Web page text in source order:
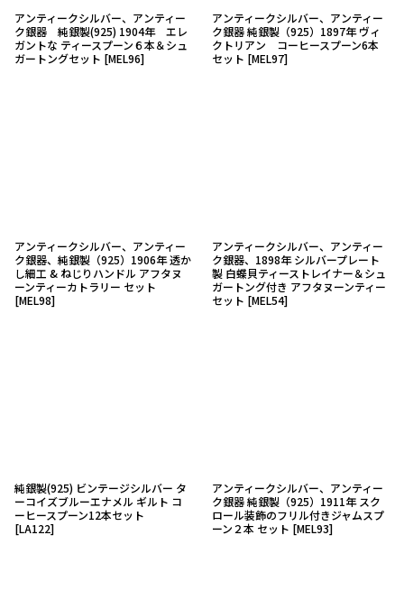
アンティークシルバー、アンティー
ク銀器 純銀製(925) 1904年 エレ
ガントな ティースプーン６本＆シュ
ガートングセット [MEL96]
アンティークシルバー、アンティー
ク銀器 純銀製（925）1897年 ヴィ
クトリアン コーヒースプーン6本
セット [MEL97]
アンティークシルバー、アンティー
ク銀器、純銀製（925）1906年 透か
し細工 & ねじりハンドル アフタヌ
ーンティーカトラリー セット
[MEL98]
アンティークシルバー、アンティー
ク銀器、1898年 シルバープレート
製 白蝶貝ティーストレイナー＆シュ
ガートング付き アフタヌーンティー
セット [MEL54]
純銀製(925) ビンテージシルバー タ
ーコイズブルーエナメル ギルト コ
ーヒースプーン12本セット
[LA122]
アンティークシルバー、アンティー
ク銀器 純銀製（925）1911年 スク
ロール装飾のフリル付きジャムスプ
ーン２本 セット [MEL93]